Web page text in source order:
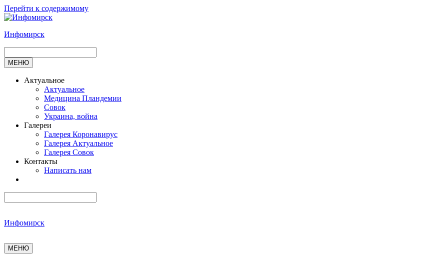
Перейти к содержимому
Инфомирск
МЕНЮ
Актуальное
Актуальное
Медицина Пландемии
Совок
Украина, война
Галереи
Галерея Коронавирус
Галерея Актуальное
Галерея Совок
Контакты
Написать нам
Инфомирск
МЕНЮ